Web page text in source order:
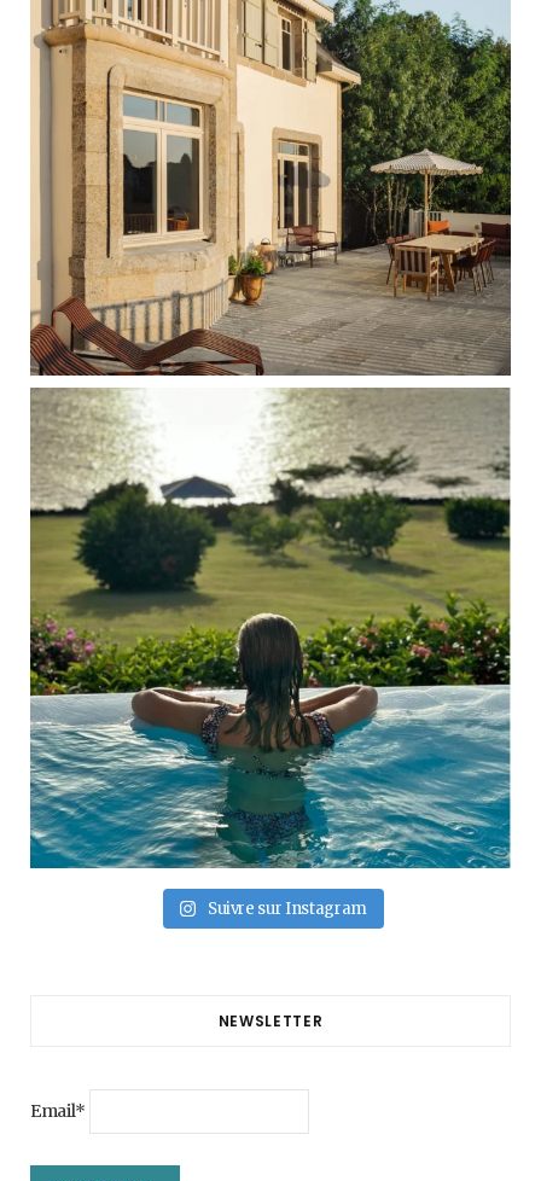
Suivre sur Instagram
NEWSLETTER
Email*